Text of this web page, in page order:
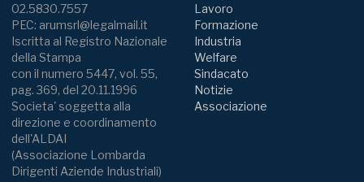
02.5830.7557
PEC: arumsrl@legalmail.it
Iscritta al Registro Nazionale
della Stampa
con il numero 5447, vol. 55,
pag. 369, del 20.11.1996
Societa' soggetta alla
direzione e coordinamento
dell'ALDAI
(Associazione Lombarda
Dirigenti Aziende Industriali)
Lavoro
Formazione
Industria
Welfare
Sindacato
Notizie
Associazione